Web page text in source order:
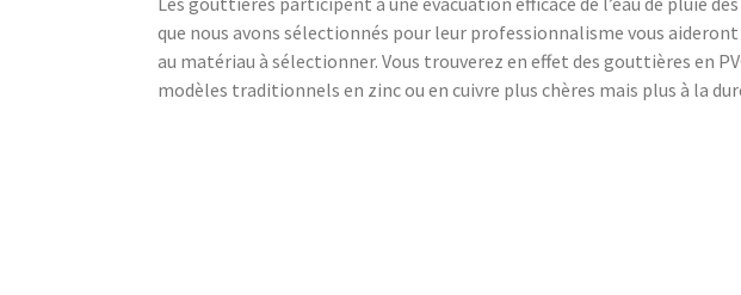
que nous avons sélectionnés pour leur professionnalisme vous
au matériau à sélectionner. Vous trouverez en effet des gouttières en
modèles traditionnels en zinc ou en cuivre plus chères mais plus à la